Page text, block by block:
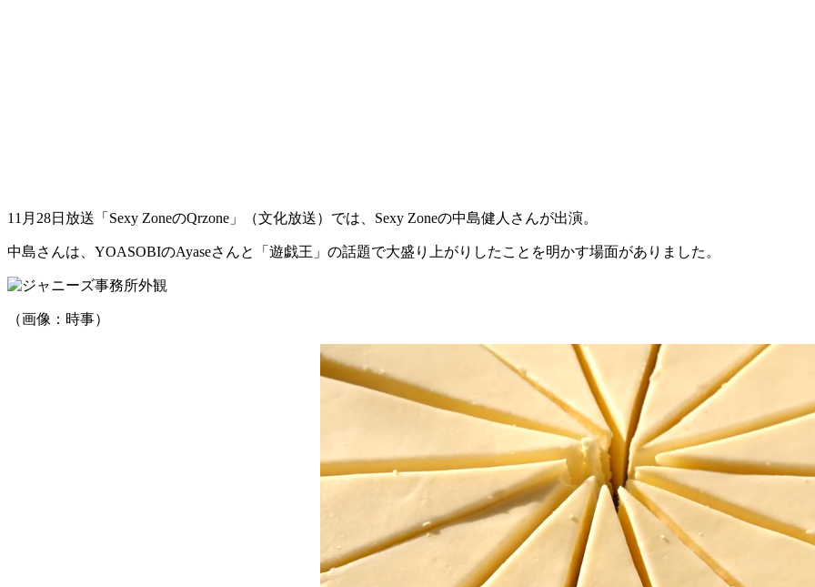
11月28日放送「Sexy ZoneのQrzone」（文化放送）では、Sexy Zoneの中島健人さんが出演。
中島さんは、YOASOBIのAyaseさんと「遊戯王」の話題で大盛り上がりしたことを明かす場面がありました。
（画像：時事）